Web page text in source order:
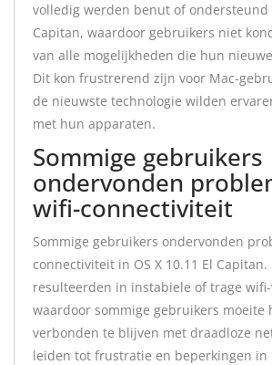
volledig werden benut of ondersteund
Capitan, waardoor gebruikers niet
van alle mogelijkheden die hun
Dit kon frustrerend zijn voor Mac-
de nieuwste technologie wilden
met hun apparaten.
Sommige gebruikers
ondervonden
wifi-connectiviteit
Sommige gebruikers ondervonden
connectiviteit in OS X 10.11 El
resulteerden in instabiele of trage
waardoor sommige gebruikers moeite
verbonden te blijven met draadloze
leiden tot frustratie en beperkingen in